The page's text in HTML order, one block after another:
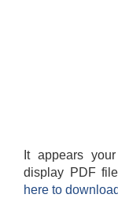
It appears
display PDF
here to